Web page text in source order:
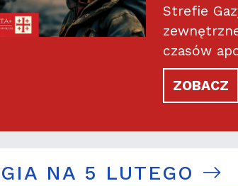
Strefie
czasów
ZOBACZ
NA 5 LUTEGO